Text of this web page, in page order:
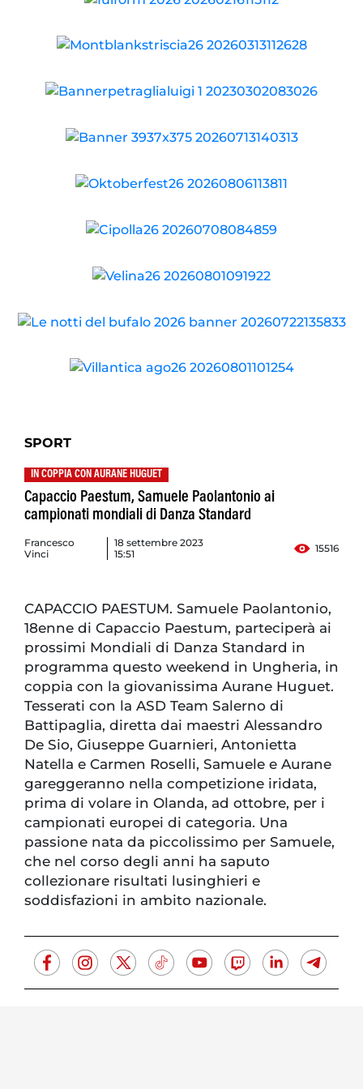
SPORT
IN COPPIA CON AURANE HUGUET
Capaccio Paestum, Samuele Paolantonio ai
campionati mondiali di Danza Standard
Francesco
Vinci
18 settembre 2023
15:51
15516
CAPACCIO PAESTUM. Samuele Paolantonio,
18enne di Capaccio Paestum, parteciperà ai
prossimi Mondiali di Danza Standard in
programma questo weekend in Ungheria, in
coppia con la giovanissima Aurane Huguet.
Tesserati con la ASD Team Salerno di
Battipaglia, diretta dai maestri Alessandro
De Sio, Giuseppe Guarnieri, Antonietta
Natella e Carmen Roselli, Samuele e Aurane
gareggeranno nella competizione iridata,
prima di volare in Olanda, ad ottobre, per i
campionati europei di categoria. Una
passione nata da piccolissimo per Samuele,
che nel corso degli anni ha saputo
collezionare risultati lusinghieri e
soddisfazioni in ambito nazionale.